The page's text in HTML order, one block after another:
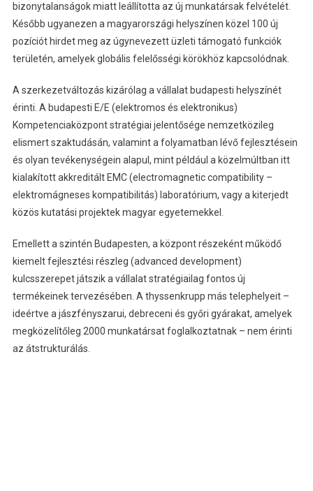
bizonytalanságok miatt leállította az új munkatársak felvételét.
Később ugyanezen a magyarországi helyszínen közel 100 új
pozíciót hirdet meg az úgynevezett üzleti támogató funkciók
területén, amelyek globális felelősségi körökhöz kapcsolódnak.
A szerkezetváltozás kizárólag a vállalat budapesti helyszínét
érinti. A budapesti E/E (elektromos és elektronikus)
Kompetenciaközpont stratégiai jelentősége nemzetközileg
elismert szaktudásán, valamint a folyamatban lévő fejlesztésein
és olyan tevékenységein alapul, mint például a közelmúltban itt
kialakított akkreditált EMC (electromagnetic compatibility –
elektromágneses kompatibilitás) laboratórium, vagy a kiterjedt
közös kutatási projektek magyar egyetemekkel.
Emellett a szintén Budapesten, a központ részeként működő
kiemelt fejlesztési részleg (advanced development)
kulcsszerepet játszik a vállalat stratégiailag fontos új
termékeinek tervezésében. A thyssenkrupp más telephelyeit –
ideértve a jászfényszarui, debreceni és győri gyárakat, amelyek
megközelítőleg 2000 munkatársat foglalkoztatnak – nem érinti
az átstrukturálás.